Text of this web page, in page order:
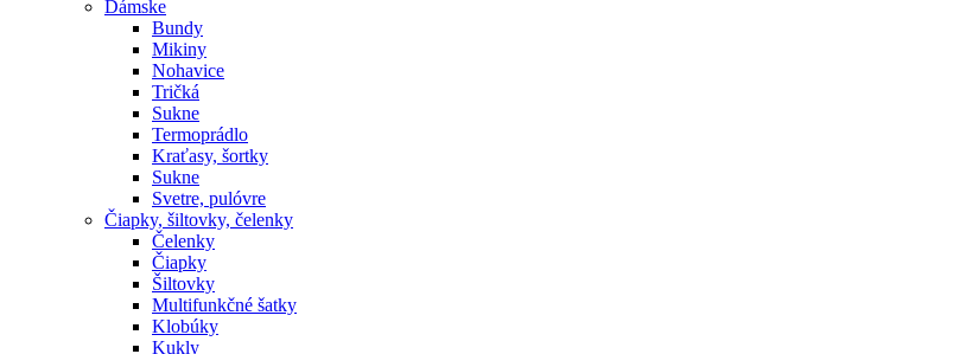
Dámske
Bundy
Mikiny
Nohavice
Tričká
Sukne
Termoprádlo
Kraťasy, šortky
Sukne
Svetre, pulóvre
Čiapky, šiltovky, čelenky
Čelenky
Čiapky
Šiltovky
Multifunkčné šatky
Klobúky
Kukly